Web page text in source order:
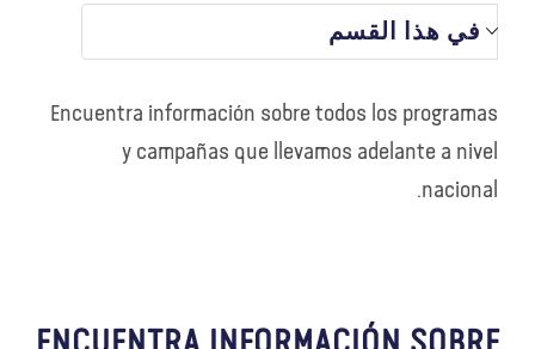
في هذا القسم
Encuentra información sobre todos los programas
y campañas que llevamos adelante a nivel
nacional.